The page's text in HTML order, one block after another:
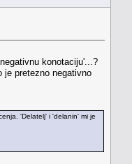
konotaciju'...?
pretezno negativno
'Delatelj' i 'delanin' mi je